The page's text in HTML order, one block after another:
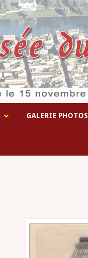
GALERIE PHOTOS